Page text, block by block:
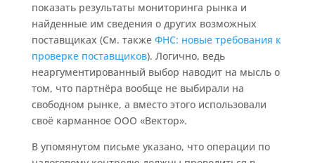
показать результаты мониторинга рынка и
найденные им сведения о других возможных
поставщиках (См. также ФНС: новые требования к
проверке поставщиков). Логично, ведь
неаргументированный выбор наводит на мысль о
том, что партнёра вообще не выбирали на
свободном рынке, а вместо этого использовали
своё карманное ООО «Вектор».
В упомянутом письме указано, что операции по